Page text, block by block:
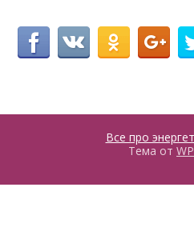
Все про
Тема от